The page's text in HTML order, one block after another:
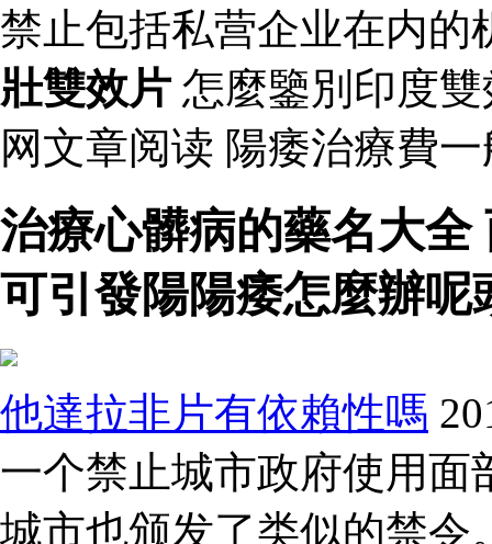
禁止包括私营企业在内
壯雙效片 怎麼鑒別印度
网文章阅读 陽痿治療費
治療心髒病的藥名大
可引發陽陽痿怎麼辦
他達拉非片有依賴性嗎
一个禁止城市政府使用面
城市也颁发了类似的禁令